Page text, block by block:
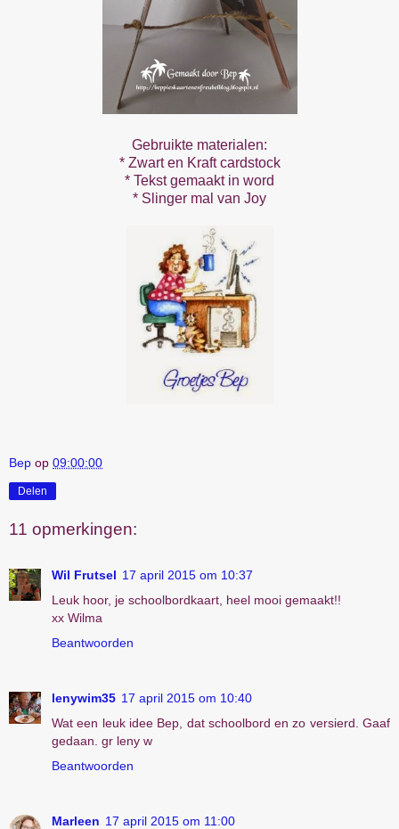
Gebruikte materialen:
* Zwart en Kraft cardstock
* Tekst gemaakt in word
* Slinger mal van Joy
Bep op 09:00:00
Delen
11 opmerkingen:
Wil Frutsel 17 april 2015 om 10:37
Leuk hoor, je schoolbordkaart, heel mooi gemaakt!!
xx Wilma
Beantwoorden
lenywim35 17 april 2015 om 10:40
Wat een leuk idee Bep, dat schoolbord en zo versierd. Gaaf
gedaan. gr leny w
Beantwoorden
Marleen 17 april 2015 om 11:00